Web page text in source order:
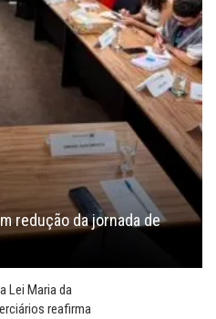
redução da jornada de
Lei Maria da
reafirma